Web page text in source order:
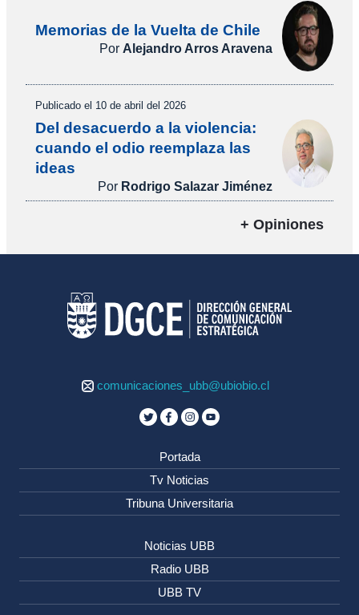
Memorias de la Vuelta de Chile
Por Alejandro Arros Aravena
Publicado el 10 de abril del 2026
Del desacuerdo a la violencia:
cuando el odio reemplaza las
ideas
Por Rodrigo Salazar Jiménez
+ Opiniones
comunicaciones_ubb@ubiobio.cl
Portada
Tv Noticias
Tribuna Universitaria
Noticias UBB
Radio UBB
UBB TV